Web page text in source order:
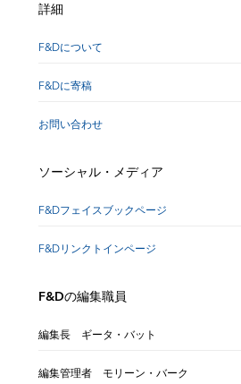
詳細
F&Dについて
F&Dに寄稿
お問い合わせ
ソーシャル・メディア
F&Dフェイスブックページ
F&Dリンクトインページ
F&Dの編集職員
編集長 ギータ・バット
編集管理者 モリーン・バーク